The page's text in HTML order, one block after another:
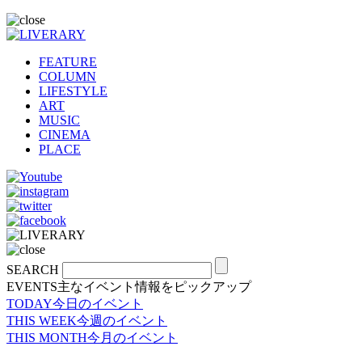
FEATURE
COLUMN
LIFESTYLE
ART
MUSIC
CINEMA
PLACE
SEARCH
EVENTS主なイベント情報をピックアップ
TODAY今日のイベント
THIS WEEK今週のイベント
THIS MONTH今月のイベント